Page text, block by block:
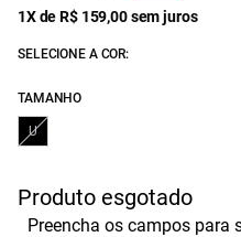
1X de R$ 159,00 sem juros
SELECIONE A COR:
TAMANHO
U
Produto esgotado
Preencha os campos para